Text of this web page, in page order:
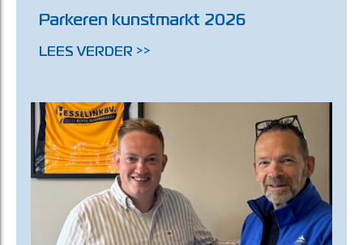
Parkeren kunstmarkt 2026
LEES VERDER >>